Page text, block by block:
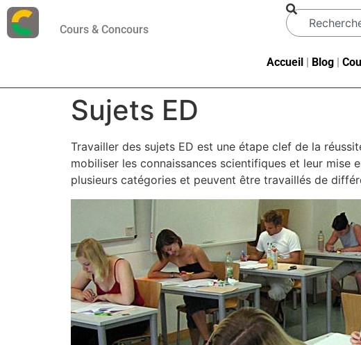
Cours & Concours
Accueil | Blog |
Sujets ED
Travailler des sujets ED est une étape clef de la
mobiliser les connaissances scientifiques et leur
plusieurs catégories et peuvent être travaillés de